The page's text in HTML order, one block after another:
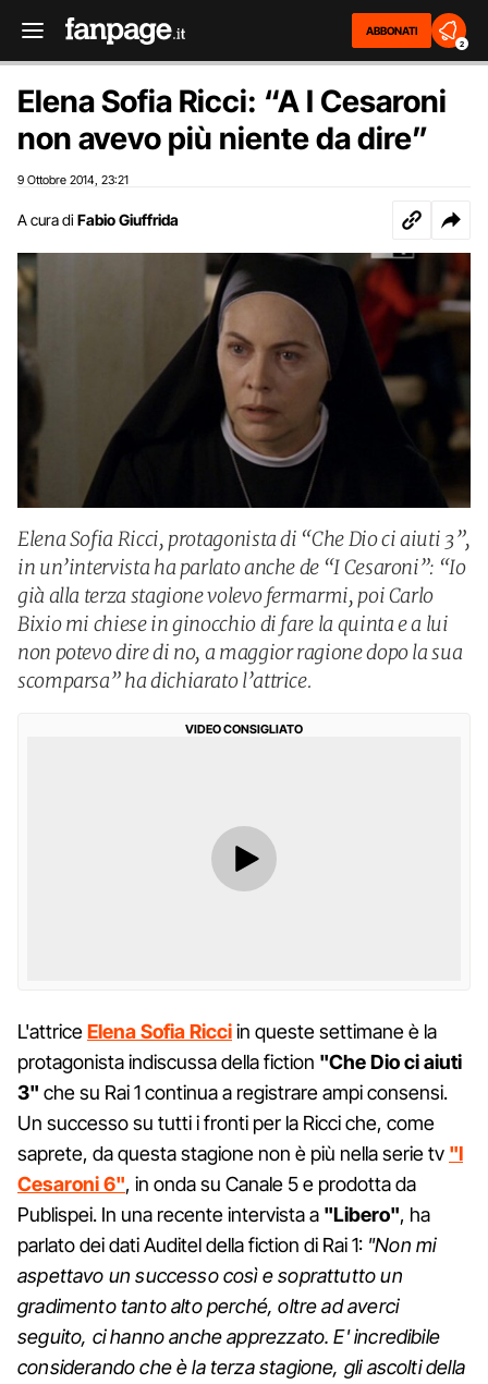
ABBONATI
2
Elena Sofia Ricci: “A I Cesaroni
non avevo più niente da dire”
9 Ottobre 2014 23:21
A cura di Fabio Giuffrida
Elena Sofia Ricci, protagonista di “Che Dio ci aiuti 3”,
in un’intervista ha parlato anche de “I Cesaroni”: “Io
già alla terza stagione volevo fermarmi, poi Carlo
Bixio mi chiese in ginocchio di fare la quinta e a lui
non potevo dire di no, a maggior ragione dopo la sua
scomparsa” ha dichiarato l’attrice.
VIDEO CONSIGLIATO
L'attriceElena Sofia Ricciin queste settimane è la
protagonista indiscussa della fiction "Che Dio ci aiuti
3" che su Rai 1 continua a registrare ampi consensi.
Un successo su tutti i fronti per la Ricci che, come
saprete, da questa stagione non è più nella serie tv "I
Cesaroni 6", in onda su Canale 5 e prodotta da
Publispei. In una recente intervista a "Libero", ha
parlato dei dati Auditel della fiction di Rai 1: "Non mi
aspettavo un successo così e soprattutto un
gradimento tanto alto perché, oltre ad averci
seguito, ci hanno anche apprezzato. E' incredibile
considerando che è la terza stagione, gli ascolti della